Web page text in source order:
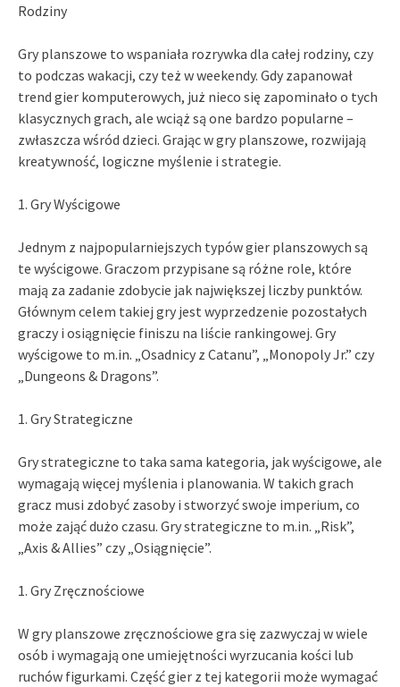
Rodziny
Gry planszowe to wspaniała rozrywka dla całej rodziny, czy
to podczas wakacji, czy też w weekendy. Gdy zapanował
trend gier komputerowych, już nieco się zapominało o tych
klasycznych grach, ale wciąż są one bardzo popularne –
zwłaszcza wśród dzieci. Grając w gry planszowe, rozwijają
kreatywność, logiczne myślenie i strategie.
1. Gry Wyścigowe
Jednym z najpopularniejszych typów gier planszowych są
te wyścigowe. Graczom przypisane są różne role, które
mają za zadanie zdobycie jak największej liczby punktów.
Głównym celem takiej gry jest wyprzedzenie pozostałych
graczy i osiągnięcie finiszu na liście rankingowej. Gry
wyścigowe to m.in. „Osadnicy z Catanu”, „Monopoly Jr.” czy
„Dungeons & Dragons”.
1. Gry Strategiczne
Gry strategiczne to taka sama kategoria, jak wyścigowe, ale
wymagają więcej myślenia i planowania. W takich grach
gracz musi zdobyć zasoby i stworzyć swoje imperium, co
może zająć dużo czasu. Gry strategiczne to m.in. „Risk”,
„Axis & Allies” czy „Osiągnięcie”.
1. Gry Zręcznościowe
W gry planszowe zręcznościowe gra się zazwyczaj w wiele
osób i wymagają one umiejętności wyrzucania kości lub
ruchów figurkami. Część gier z tej kategorii może wymagać